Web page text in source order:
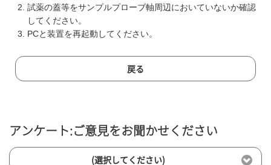
試薬の蓋等をサンプルプローブ軸周辺においていないか確認
してください。
PCと装置を再起動してください。
戻る
アンケート:ご意見をお聞かせください
(選択してください)